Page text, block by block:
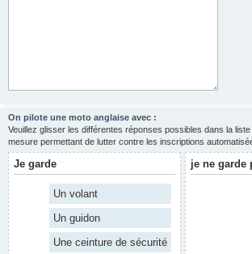
On pilote une moto anglaise avec :
Veuillez glisser les différentes réponses possibles dans la
mesure permettant de lutter contre les inscriptions
Je garde
Un volant
Un guidon
Une ceinture de sécurité
je ne garde